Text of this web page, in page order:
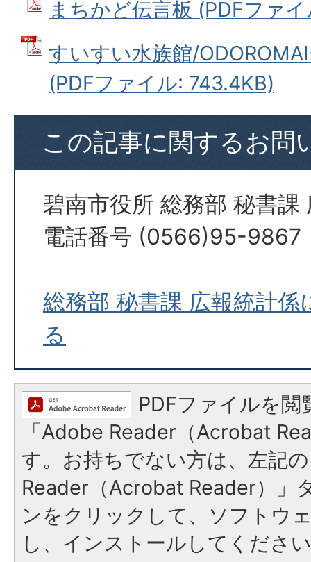
まちかど伝言板 (PDFファ
すいすい水族館/
(PDFファイル: 743.4KB)
この記事に関するお問
碧南市役所 総務部 秘書課
電話番号 (0566)95-9867
総務部 秘書課 広報統計係
る
PDFファイルを閲
「Adobe Reader（Acrobat
す。お持ちでない方は、左記
Reader（Acrobat Reader）」
ンをクリックして、ソフトウ
し、インストールしてくださ